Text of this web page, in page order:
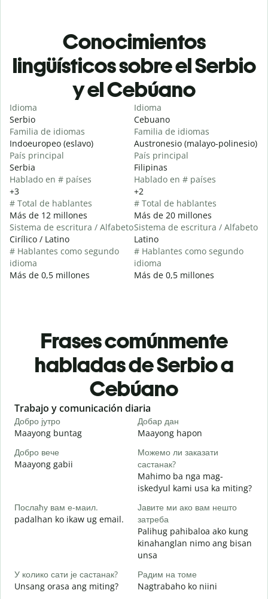
Conocimientos
lingüísticos sobre el Serbio
y el Cebúano
Idioma
Serbio
Familia de idiomas
Indoeuropeo (eslavo)
País principal
Serbia
Hablado en # países
+3
# Total de hablantes
Más de 12 millones
Sistema de escritura / Alfabeto
Cirílico / Latino
# Hablantes como segundo
idioma
Más de 0,5 millones
Idioma
Cebuano
Familia de idiomas
Austronesio (malayo-polinesio)
País principal
Filipinas
Hablado en # países
+2
# Total de hablantes
Más de 20 millones
Sistema de escritura / Alfabeto
Latino
# Hablantes como segundo
idioma
Más de 0,5 millones
Frases comúnmente
habladas de Serbio a
Cebúano
Slide 1 of 6
Trabajo y comunicación diaria
Добро јутро
Maayong buntag
Добар дан
Maayong hapon
Добро вече
Maayong gabii
Можемо ли заказати
састанак?
Mahimo ba nga mag-
iskedyul kami usa ka miting?
Послаћу вам е-маил.
padalhan ko ikaw ug email.
Јавите ми ако вам нешто
затреба
Palihug pahibaloa ako kung
kinahanglan nimo ang bisan
unsa
У колико сати је састанак?
Unsang orasa ang miting?
Радим на томе
Nagtrabaho ko niini